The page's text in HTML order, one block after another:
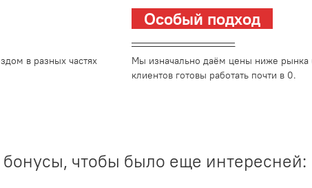
в разных частях
Особый подход
_________________________
Мы изначально даём цены ниже рынка
клиентов готовы работать почти в 0.
чтобы было еще интересней: